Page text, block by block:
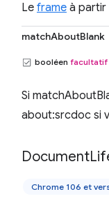
Le frame à partir
matchAboutBlank
booléen facultatif
Si
about:srcdoc si
Document
Chrome 106 et